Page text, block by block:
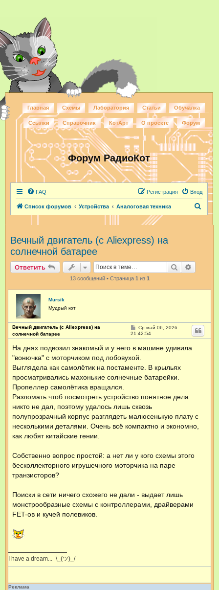
Главная Схемы Лаборатория Статьи Обучалка
Ссылки Справочник КотАрт О проекте Форум
Форум РадиоКот
FAQ Вход
Регистрация
Список форумов Устройства Аналоговая техника
Вечный двигатель (с Aliexpress) на
солнечной батарее
Ответить Поиск
13 сообщений • Страница 1 из 1
Mursik
Мудрый кот
Вечный двигатель (с Aliexpress) на
солнечной батарее
С
о
о
щ
е
и
Ср май 06, 2026
21:42:54
На днях подвозил знакомый и у него в машине удивила
"вонючка" с моторчиком под лобовухой.
Выглядела как самолётик на постаменте. В крыльях
просматривались махонькие солнечные батарейки.
Пропеллер самолётика вращался.
Разломать чтоб посмотреть устройство понятное дела
никто не дал, поэтому удалось лишь сквозь
полупрозрачный корпус разглядеть малюсенькую плату с
несколькими деталями. Очень всё компактно и экономно,
как любят китайские гении.
Собственно вопрос простой: а нет ли у кого схемы этого
бесколлекторного игрушечного моторчика на паре
транзисторов?
Поиски в сети ничего схожего не дали - выдает лишь
монстрообразные схемы с контроллерами, драйверами
FET-ов и кучей полевиков.
I have a dream...¯\_(ツ)_/¯
Реклама